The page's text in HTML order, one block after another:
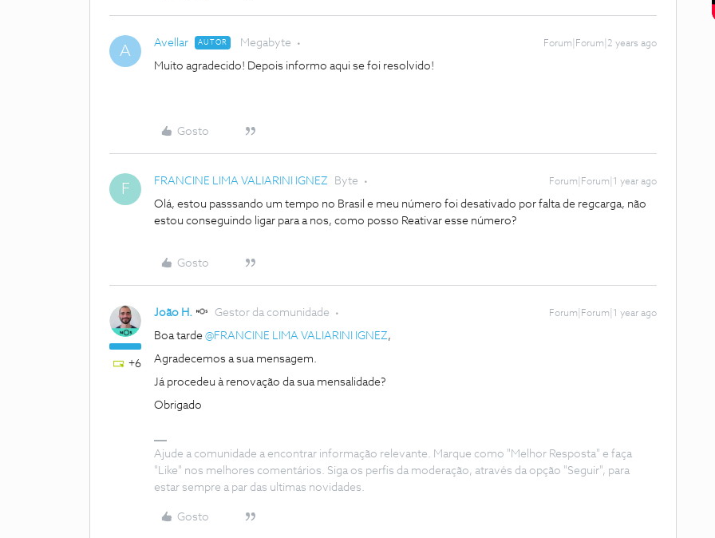
A Avellar AUTOR Megabyte Forum|Forum|2 years ago
Muito agradecido! Depois informo aqui se foi resolvido!
Gosto
F FRANCINE LIMA VALIARINI IGNEZ Byte Forum|Forum|1 year ago
Olá, estou passsando um tempo no Brasil e meu número foi desativado por falta de regcarga, não
estou conseguindo ligar para a nos, como posso Reativar esse número?
Gosto
+6
João H. Gestor da comunidade Forum|Forum|1 year ago
Boa tarde @FRANCINE LIMA VALIARINI IGNEZ,
Agradecemos a sua mensagem.
Já procedeu à renovação da sua mensalidade?
Obrigado
Ajude a comunidade a encontrar informação relevante. Marque como "Melhor Resposta" e faça
"Like" nos melhores comentários. Siga os perfis da moderação, através da opção "Seguir", para
estar sempre a par das ultimas novidades.
Gosto